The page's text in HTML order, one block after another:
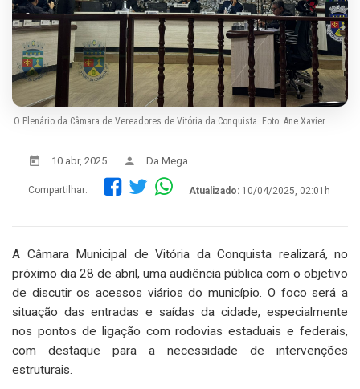
O Plenário da Câmara de Vereadores de Vitória da Conquista. Foto: Ane Xavier
10 abr, 2025 Da Mega
Compartilhar: Atualizado: 10/04/2025, 02:01h
A Câmara Municipal de Vitória da Conquista realizará, no
próximo dia 28 de abril, uma audiência pública com o objetivo
de discutir os acessos viários do município. O foco será a
situação das entradas e saídas da cidade, especialmente
nos pontos de ligação com rodovias estaduais e federais,
com destaque para a necessidade de intervenções
estruturais.